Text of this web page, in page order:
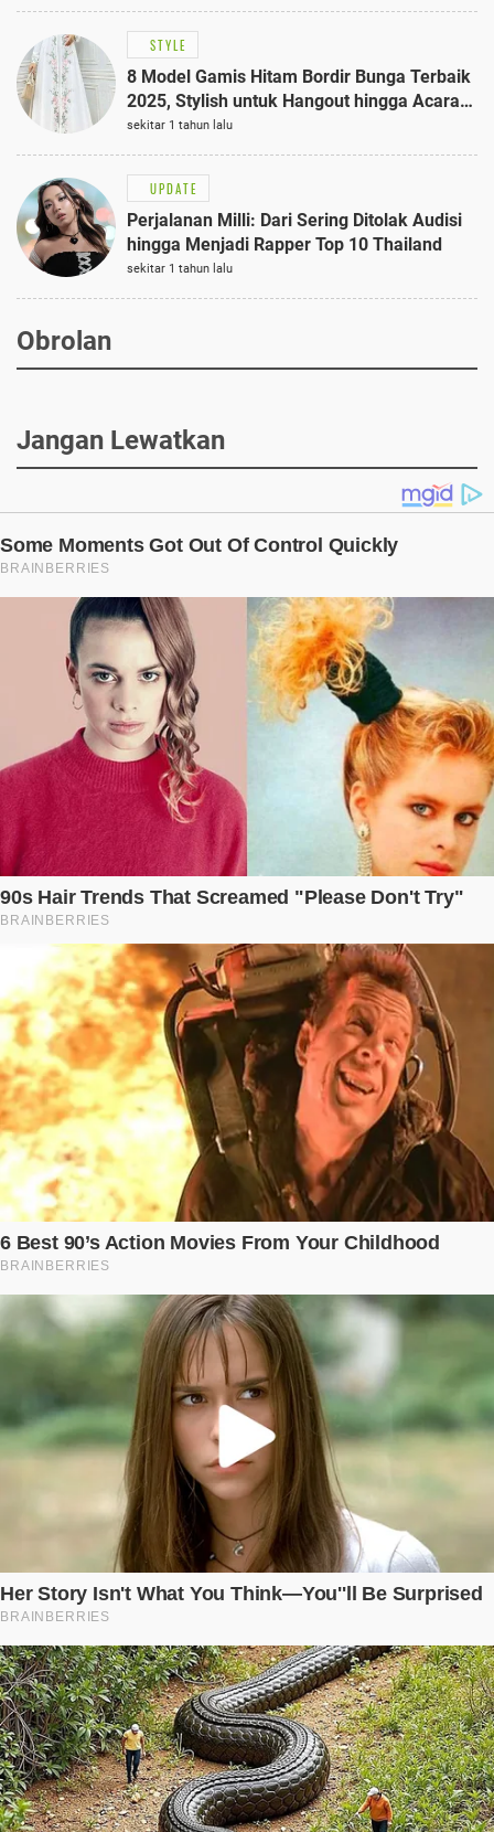
STYLE
8 Model Gamis Hitam Bordir Bunga Terbaik
2025, Stylish untuk Hangout hingga Acara
Semi-Formal
sekitar 1 tahun lalu
UPDATE
Perjalanan Milli: Dari Sering Ditolak Audisi
hingga Menjadi Rapper Top 10 Thailand
sekitar 1 tahun lalu
Obrolan
Jangan Lewatkan